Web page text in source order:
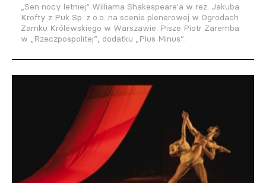
„Sen nocy letniej” Williama Shakespeare'a w reż. Jakuba
Krofty z Puk Sp. z o.o. na scenie plenerowej w Ogrodach
Zamku Królewskiego w Warszawie. Pisze Piotr Zaremba
w „Rzeczpospolitej”, dodatku „Plus Minus”.